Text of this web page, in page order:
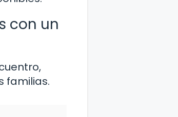
con un
familias.